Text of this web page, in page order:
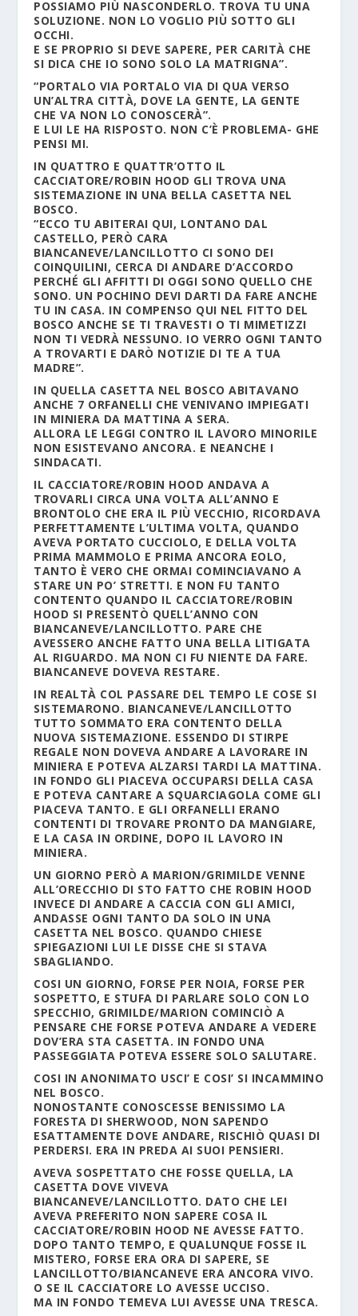
POSSIAMO PIÙ NASCONDERLO. TROVA TU UNA
SOLUZIONE. NON LO VOGLIO PIÙ SOTTO GLI
OCCHI.
E SE PROPRIO SI DEVE SAPERE, PER CARITÀ CHE
SI DICA CHE IO SONO SOLO LA MATRIGNA”.
“PORTALO VIA PORTALO VIA DI QUA VERSO
UN’ALTRA CITTÀ, DOVE LA GENTE, LA GENTE
CHE VA NON LO CONOSCERÀ”.
E LUI LE HA RISPOSTO. NON C’È PROBLEMA- GHE
PENSI MI.
IN QUATTRO E QUATTR’OTTO IL
CACCIATORE/ROBIN HOOD GLI TROVA UNA
SISTEMAZIONE IN UNA BELLA CASETTA NEL
BOSCO.
“ECCO TU ABITERAI QUI, LONTANO DAL
CASTELLO, PERÒ CARA
BIANCANEVE/LANCILLOTTO CI SONO DEI
COINQUILINI, CERCA DI ANDARE D’ACCORDO
PERCHÉ GLI AFFITTI DI OGGI SONO QUELLO CHE
SONO. UN POCHINO DEVI DARTI DA FARE ANCHE
TU IN CASA. IN COMPENSO QUI NEL FITTO DEL
BOSCO ANCHE SE TI TRAVESTI O TI MIMETIZZI
NON TI VEDRÀ NESSUNO. IO VERRO OGNI TANTO
A TROVARTI E DARÒ NOTIZIE DI TE A TUA
MADRE”.
IN QUELLA CASETTA NEL BOSCO ABITAVANO
ANCHE 7 ORFANELLI CHE VENIVANO IMPIEGATI
IN MINIERA DA MATTINA A SERA.
ALLORA LE LEGGI CONTRO IL LAVORO MINORILE
NON ESISTEVANO ANCORA. E NEANCHE I
SINDACATI.
IL CACCIATORE/ROBIN HOOD ANDAVA A
TROVARLI CIRCA UNA VOLTA ALL’ANNO E
BRONTOLO CHE ERA IL PIÙ VECCHIO, RICORDAVA
PERFETTAMENTE L’ULTIMA VOLTA, QUANDO
AVEVA PORTATO CUCCIOLO, E DELLA VOLTA
PRIMA MAMMOLO E PRIMA ANCORA EOLO,
TANTO È VERO CHE ORMAI COMINCIAVANO A
STARE UN PO’ STRETTI. E NON FU TANTO
CONTENTO QUANDO IL CACCIATORE/ROBIN
HOOD SI PRESENTÒ QUELL’ANNO CON
BIANCANEVE/LANCILLOTTO. PARE CHE
AVESSERO ANCHE FATTO UNA BELLA LITIGATA
AL RIGUARDO. MA NON CI FU NIENTE DA FARE.
BIANCANEVE DOVEVA RESTARE.
IN REALTÀ COL PASSARE DEL TEMPO LE COSE SI
SISTEMARONO. BIANCANEVE/LANCILLOTTO
TUTTO SOMMATO ERA CONTENTO DELLA
NUOVA SISTEMAZIONE. ESSENDO DI STIRPE
REGALE NON DOVEVA ANDARE A LAVORARE IN
MINIERA E POTEVA ALZARSI TARDI LA MATTINA.
IN FONDO GLI PIACEVA OCCUPARSI DELLA CASA
E POTEVA CANTARE A SQUARCIAGOLA COME GLI
PIACEVA TANTO. E GLI ORFANELLI ERANO
CONTENTI DI TROVARE PRONTO DA MANGIARE,
E LA CASA IN ORDINE, DOPO IL LAVORO IN
MINIERA.
UN GIORNO PERÒ A MARION/GRIMILDE VENNE
ALL’ORECCHIO DI STO FATTO CHE ROBIN HOOD
INVECE DI ANDARE A CACCIA CON GLI AMICI,
ANDASSE OGNI TANTO DA SOLO IN UNA
CASETTA NEL BOSCO. QUANDO CHIESE
SPIEGAZIONI LUI LE DISSE CHE SI STAVA
SBAGLIANDO.
COSI UN GIORNO, FORSE PER NOIA, FORSE PER
SOSPETTO, E STUFA DI PARLARE SOLO CON LO
SPECCHIO, GRIMILDE/MARION COMINCIÒ A
PENSARE CHE FORSE POTEVA ANDARE A VEDERE
DOV’ERA STA CASETTA. IN FONDO UNA
PASSEGGIATA POTEVA ESSERE SOLO SALUTARE.
COSI IN ANONIMATO USCI’ E COSI’ SI INCAMMINO
NEL BOSCO.
NONOSTANTE CONOSCESSE BENISSIMO LA
FORESTA DI SHERWOOD, NON SAPENDO
ESATTAMENTE DOVE ANDARE, RISCHIÒ QUASI DI
PERDERSI. ERA IN PREDA AI SUOI PENSIERI.
AVEVA SOSPETTATO CHE FOSSE QUELLA, LA
CASETTA DOVE VIVEVA
BIANCANEVE/LANCILLOTTO. DATO CHE LEI
AVEVA PREFERITO NON SAPERE COSA IL
CACCIATORE/ROBIN HOOD NE AVESSE FATTO.
DOPO TANTO TEMPO, E QUALUNQUE FOSSE IL
MISTERO, FORSE ERA ORA DI SAPERE, SE
LANCILLOTTO/BIANCANEVE ERA ANCORA VIVO.
O SE IL CACCIATORE LO AVESSE UCCISO.
MA IN FONDO TEMEVA LUI AVESSE UNA TRESCA.